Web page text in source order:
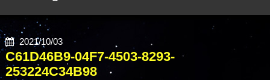
2021/10/03
C61D46B9-04F7-4503-8293-
253224C34B98